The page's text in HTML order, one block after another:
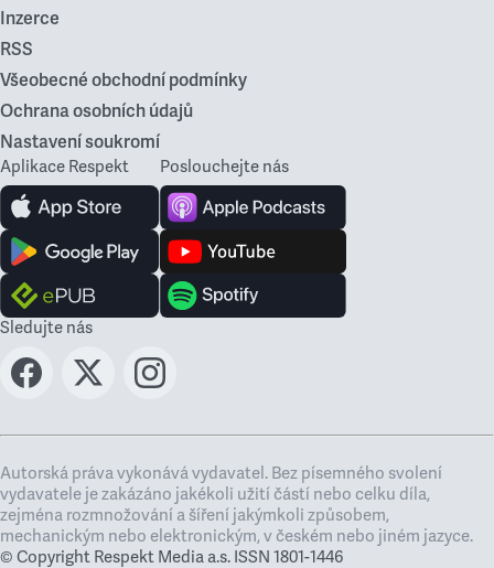
Inzerce
RSS
Všeobecné obchodní podmínky
Ochrana osobních údajů
Nastavení soukromí
Aplikace Respekt Poslouchejte nás
Sledujte nás
Autorská práva vykonává vydavatel. Bez písemného svolení
vydavatele je zakázáno jakékoli užití částí nebo celku díla,
zejména rozmnožování a šíření jakýmkoli způsobem,
mechanickým nebo elektronickým, v českém nebo jiném jazyce.
© Copyright Respekt Media a.s. ISSN 1801-1446